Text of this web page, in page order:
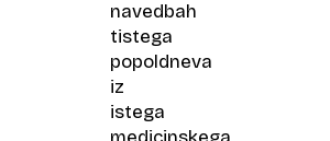
navedbah
tistega
popoldneva
iz
istega